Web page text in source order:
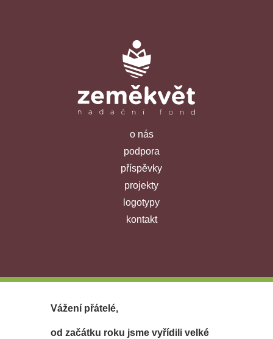
o nás
podpora
příspěvky
projekty
logotypy
kontakt
Vážení přátelé,
od začátku roku jsme vyřídili velké